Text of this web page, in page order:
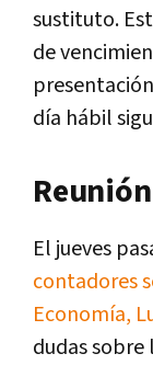
sustituto.
de
día hábil
El jueves
contadores
Economía,
dudas